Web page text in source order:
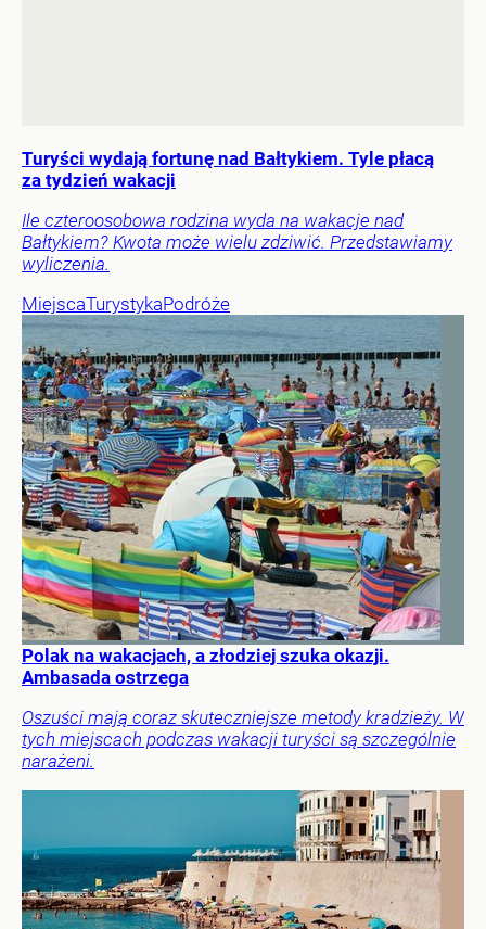
Turyści wydają fortunę nad Bałtykiem. Tyle płacą
za tydzień wakacji
Ile czteroosobowa rodzina wyda na wakacje nad
Bałtykiem? Kwota może wielu zdziwić. Przedstawiamy
wyliczenia.
MiejscaTurystykaPodróże
Polak na wakacjach, a złodziej szuka okazji.
Ambasada ostrzega
Oszuści mają coraz skuteczniejsze metody kradzieży. W
tych miejscach podczas wakacji turyści są szczególnie
narażeni.